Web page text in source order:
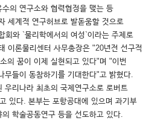
의 연구소와 협력협정을 맺는 등
세계적 연구허브로 발돋움할 것으로
회와 `물리학에서의 여성`이라는 주제로
이론물리센터 사무총장은 "20년전 선구적
의 꿈이 이제 실현되고 있다"며 "이번
무들이 동참하기를 기대한다"고 밝혔다.
리나라 최초의 국제연구소로 로버트
있다. 본부는 포항공대에 있으며 과기부
학술공동연구 등을 선도하고 있다.